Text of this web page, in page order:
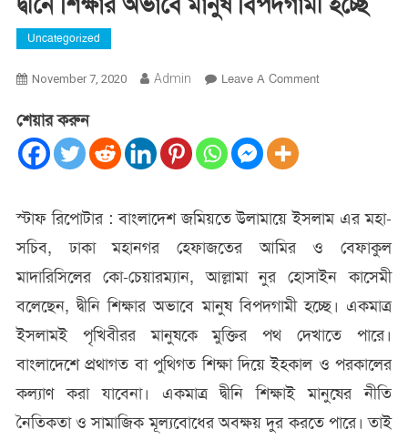
Uncategorized
November 7, 2020 Admin Leave A CommentOn
শেয়ার করুন
স্টাফ রিপোটার : বাংলাদেশ জমিয়তে উলামায়ে ইসলাম এর মহা-
সচিব, ঢাকা মহানগর হেফাজতের আমির ও বেফাকুল
মাদারিসিলের কো-চেয়ারম্যান, আল্লামা নুর হোসাইন কাসেমী
বলেছেন, দ্বীনি শিক্ষার অভাবে মানুষ বিপদগামী হচ্ছে। একমাত্র
ইসলামই পৃখিবীরর মানুষকে মুক্তির পথ দেখাতে পারে।
বাংলাদেশে প্রথাগত বা পুথিগত শিক্ষা দিয়ে ইহকাল ও পরকালের
কল্যাণ করা যাবেনা। একমাত্র দ্বীনি শিক্ষাই মানুষের নীতি
নৈতিকতা ও সামাজিক মূল্যবোধের অবক্ষয় দুর করতে পারে। তাই